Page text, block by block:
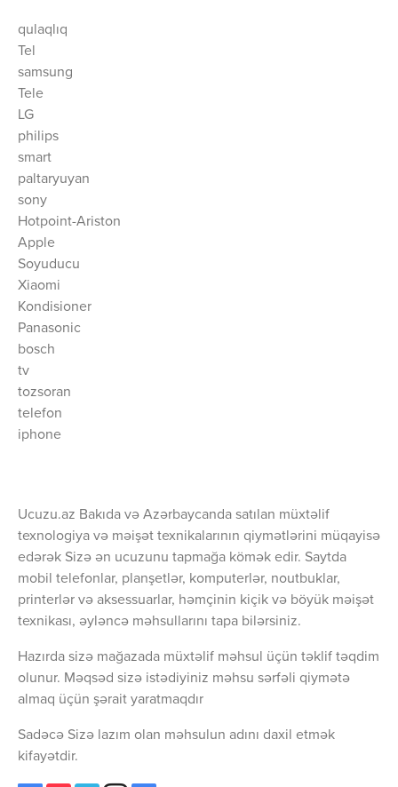
qulaqlıq
Tel
samsung
Tele
LG
philips
smart
paltaryuyan
sony
Hotpoint-Ariston
Apple
Soyuducu
Xiaomi
Kondisioner
Panasonic
bosch
tv
tozsoran
telefon
iphone
Ucuzu.az Bakıda və Azərbaycanda satılan müxtəlif
texnologiya və məişət texnikalarının qiymətlərini müqayisə
edərək Sizə ən ucuzunu tapmağa kömək edir. Saytda
mobil telefonlar, planşetlər, komputerlər, noutbuklar,
printerlər və aksessuarlar, həmçinin kiçik və böyük məişət
texnikası, əyləncə məhsullarını tapa bilərsiniz.
Hazırda sizə mağazada müxtəlif məhsul üçün təklif təqdim
olunur. Məqsəd sizə istədiyiniz məhsu sərfəli qiymətə
almaq üçün şərait yaratmaqdır
Sadəcə Sizə lazım olan məhsulun adını daxil etmək
kifayətdir.